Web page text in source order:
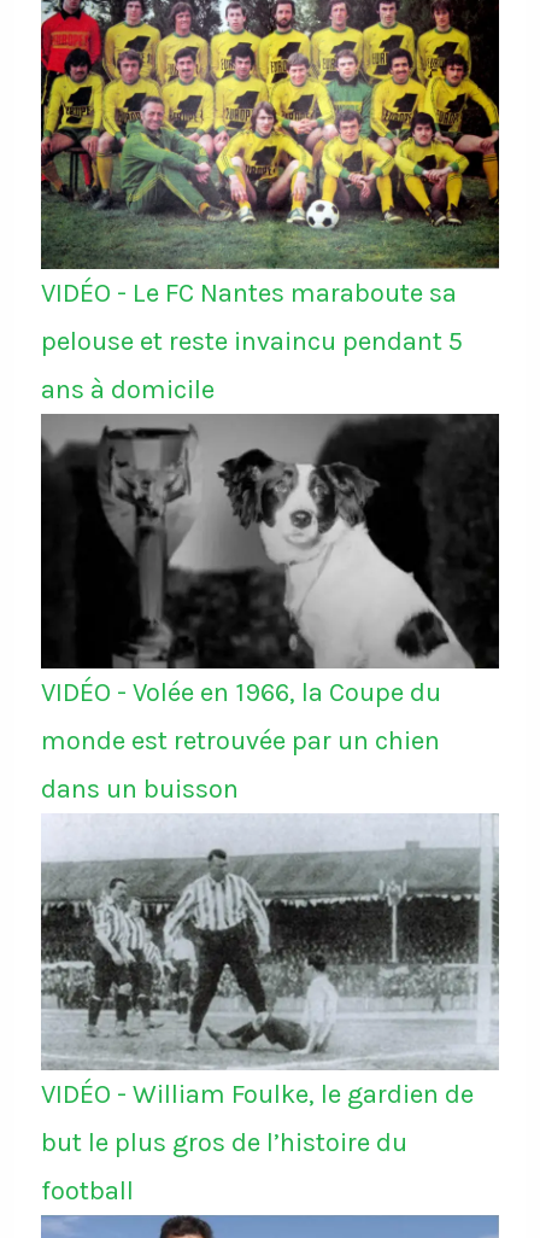
VIDÉO - Le FC Nantes maraboute sa
pelouse et reste invaincu pendant 5
ans à domicile
VIDÉO - Volée en 1966, la Coupe du
monde est retrouvée par un chien
dans un buisson
VIDÉO - William Foulke, le gardien de
but le plus gros de l’histoire du
football